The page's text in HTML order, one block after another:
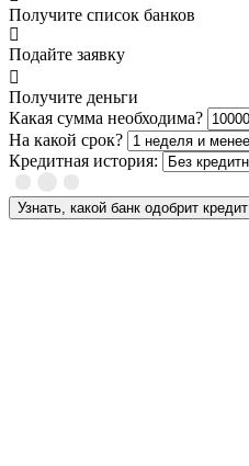
Получите список банков
Подайте заявку
Получите деньги
Какая сумма необходима?
На какой срок?
Кредитная история:
Узнать, какой банк одобрит кредит